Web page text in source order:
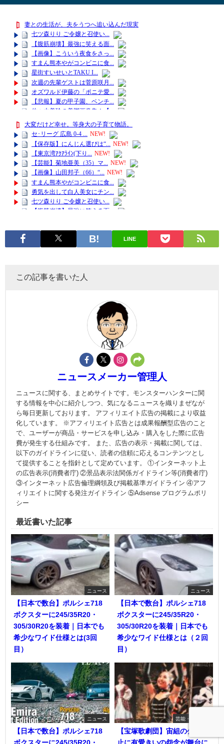
LINE
この記事を書いた人
ニュースメーカー管理人
ニュースに関する、まとめサイトです。モンスターハンターに関
する情報を中心に紹介しつつ、気になるニュースを織りまぜなが
ら毎日更新しております。 アフィリエイト広告の掲載により収益
化しています。 ※アフィリエイト広告とは成果報酬型広告のこと
で、ユーザーが商品・サービスを申し込み・購入をした際に広告
費が発生する仕組みです。 また、広告の表示・掲載に関しては、
以下のガイドラインに従い、読者の信頼に応えるコンテンツとし
て提供することを指針として定めています。 ①インターネット上
の広告表示(消費者庁) ②景品表示法関係ガイドライン等(消費者庁)
③インターネット広告倫理綱領及び掲載基準ガイドライン ④アフ
ィリエイトに関する発注ガイドライン ⑤Adsense プログラムポリ
シー
最近書いた記事
ニュース
【日本で数台】ポルシェ718
ボクスターに245/35R20・
305/30R20を装着｜日本でも
希少なワイド仕様とは(3回
目）
ニュース
【日本で数台】ポルシェ718
ボクスターに245/35R20・
305/30R20を装着｜日本でも
希少なワイド仕様とは（２回
目）
ニュース
【日本で数台】ポルシェ718
芸能・エンタメ
【宝塚歌劇団】宙組の公演中